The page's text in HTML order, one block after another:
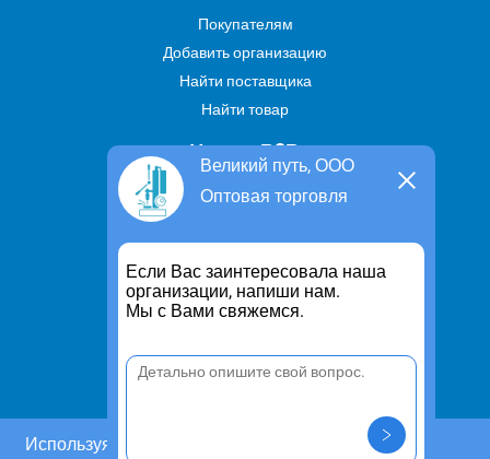
Великий путь, ООО
Оптовая торговля
Если Вас заинтересовала наша
организации, напиши нам.
Мы с Вами свяжемся.
Используя этот сайт, Вы даете согласие на
Покупателям
Добавить организацию
Найти поставщика
Найти товар
Услуги В2В
Найти услугу
Предложить свою услугу
Дропшиппинг
Транспортные услуги
Информация
Политика конфиденциальности